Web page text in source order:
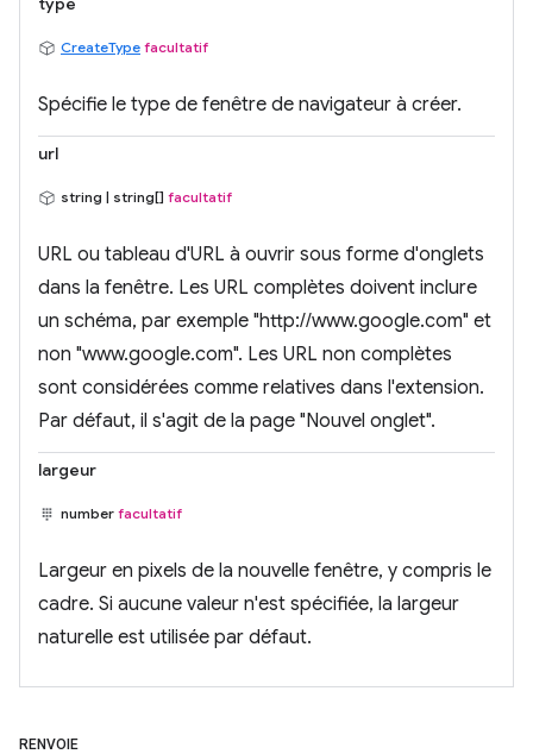
CreateType facultatif
Spécifie le type de fenêtre de navigateur à créer.
url
string | string[] facultatif
URL ou tableau d'URL à ouvrir sous forme d'onglets
dans la fenêtre. Les URL complètes doivent inclure
un schéma, par exemple "http://www.google.com" et
non "www.google.com". Les URL non complètes
sont considérées comme relatives dans l'extension.
Par défaut, il s'agit de la page "Nouvel onglet".
largeur
number facultatif
Largeur en pixels de la nouvelle fenêtre, y compris le
cadre. Si aucune valeur n'est spécifiée, la largeur
naturelle est utilisée par défaut.
RENVOIE